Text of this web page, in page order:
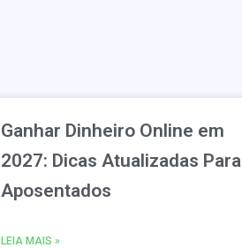
Ganhar Dinheiro Online em
2027: Dicas Atualizadas Para
Aposentados
LEIA MAIS »